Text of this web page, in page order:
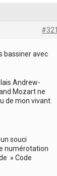
#321
bassiner avec
Andrew-
Mozart ne
de mon vivant.
souci
numérotation
» Code